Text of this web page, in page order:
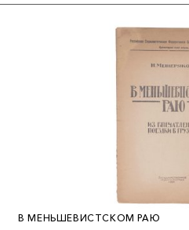
В МЕНЬШЕВИСТСКОМ РАЮ